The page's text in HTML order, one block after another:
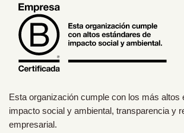
Esta organización cumple con los más altos
impacto social y ambiental, transparencia y
empresarial.